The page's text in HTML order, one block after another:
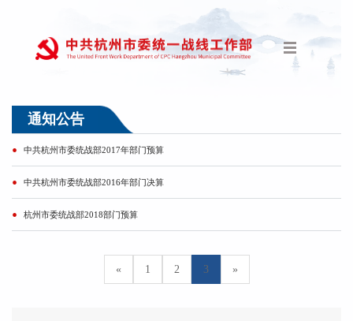
通知公告
中共杭州市委统战部2017年部门预算
中共杭州市委统战部2016年部门决算
杭州市委统战部2018部门预算
« 1 2 3 »